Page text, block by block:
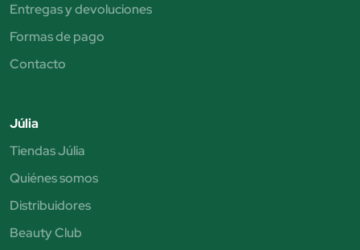
Entregas y devoluciones
Formas de pago
Contacto
Júlia
Tiendas Júlia
Quiénes somos
Distribuidores
Beauty Club